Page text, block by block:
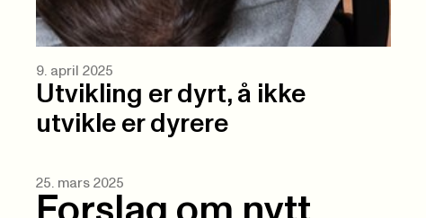
9. april 2025
Utvikling er dyrt, å ikke
utvikle er dyrere
25. mars 2025